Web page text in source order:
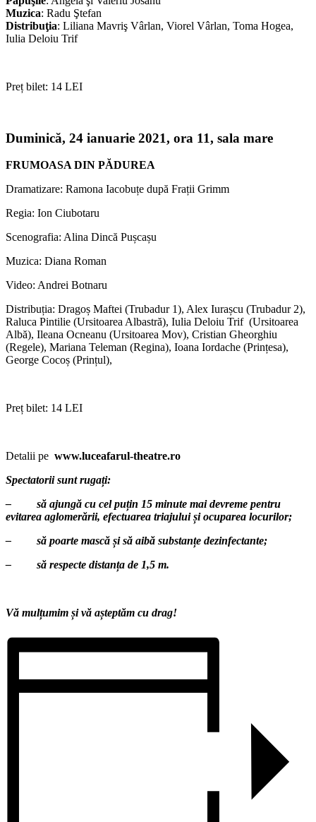
Muzica: Radu Ştefan
Distribuţia: Liliana Mavriş Vârlan, Viorel Vârlan, Toma Hogea,
Iulia Deloiu Trif
Preț bilet: 14 LEI
Duminică, 24 ianuarie 2021, ora 11, sala mare
FRUMOASA DIN PĂDUREA
Dramatizare: Ramona Iacobuțe după Frații Grimm
Regia: Ion Ciubotaru
Scenografia: Alina Dincă Pușcașu
Muzica: Diana Roman
Video: Andrei Botnaru
Distribuția: Dragoș Maftei (Trubadur 1), Alex Iurașcu (Trubadur 2),
Raluca Pintilie (Ursitoarea Albastră), Iulia Deloiu Trif (Ursitoarea
Albă), Ileana Ocneanu (Ursitoarea Mov), Cristian Gheorghiu
(Regele), Mariana Teleman (Regina), Ioana Iordache (Prințesa),
George Cocoș (Prințul),
Preț bilet: 14 LEI
Detalii pe www.luceafarul-theatre.ro
Spectatorii sunt rugați:
– să ajungă cu cel puțin 15 minute mai devreme pentru
evitarea aglomerării, efectuarea triajului și ocuparea locurilor;
– să poarte mască și să aibă substanțe dezinfectante;
– să respecte distanța de 1,5 m.
Vă mulțumim și vă așteptăm cu drag!